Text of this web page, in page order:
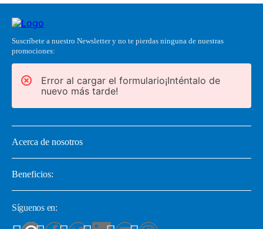
Suscríbete a nuestro Newsletter y no te pierdas ninguna de nuestras
promociones:
Error al cargar el formulario¡Inténtalo de
nuevo más tarde!
Acerca de nosotros
Beneficios:
Síguenos en: